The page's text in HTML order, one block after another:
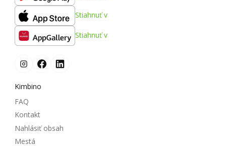
Stiahnuť v
Stiahnuť v
Kimbino
FAQ
Kontakt
Nahlásiť obsah
Mestá